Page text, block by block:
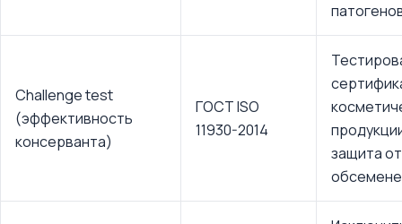
Challenge test
(эффективность
консерванта)
ГОСТ ISO
11930-2014
защита от